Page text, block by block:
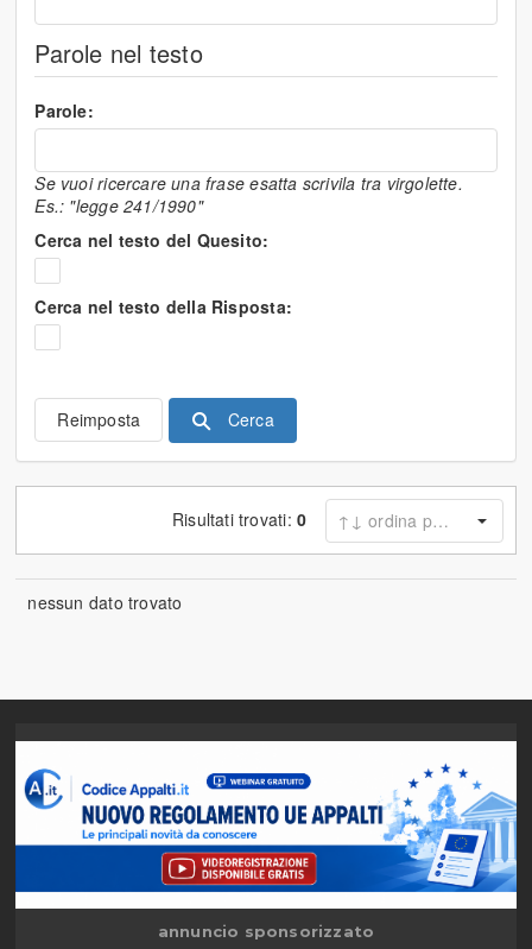
Parole nel testo
Parole:
Se vuoi ricercare una frase esatta scrivila tra virgolette.
Es.: "legge 241/1990"
Cerca nel testo del Quesito:
Cerca nel testo della Risposta:
Reimposta Cerca
Risultati trovati: 0
nessun dato trovato
annuncio sponsorizzato